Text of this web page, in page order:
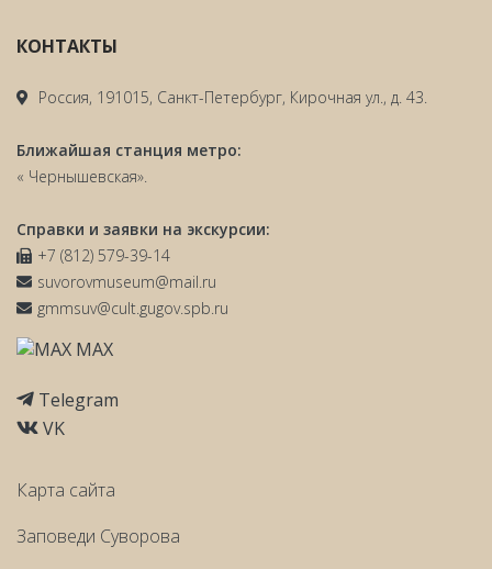
КОНТАКТЫ
Россия, 191015, Санкт-Петербург, Кирочная ул., д. 43.
Ближайшая станция метро:
« Чернышевская».
Справки и заявки на экскурсии:
+7 (812) 579-39-14
suvorovmuseum@mail.ru
gmmsuv@cult.gugov.spb.ru
MAX
Telegram
VK
Карта сайта
Заповеди Cуворова